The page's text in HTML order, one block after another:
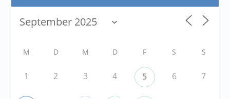
M D M D F S S
1 2 3 4 5 6 7